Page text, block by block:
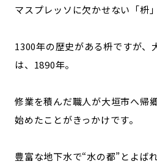
マスプレッソに欠かせない「枡
1300年の歴史がある枡ですが、
は、1890年。
修業を積んだ職人が大垣市へ帰
始めたことがきっかけです。
豊富な地下水で“水の都”とよば